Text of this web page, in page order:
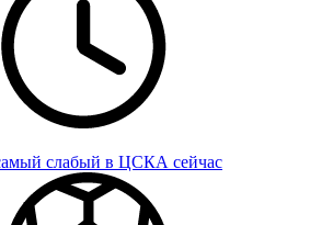
слабый в ЦСКА сейчас